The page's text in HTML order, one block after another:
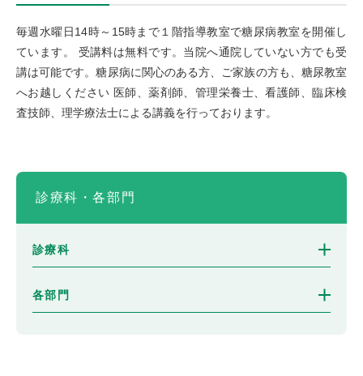
毎週水曜日14時～15時まで１階指導教室で糖尿病教室を開催し
ています。 受講料は無料です。当院へ通院していない方でも受
講は可能です。糖尿病に関心のある方、ご家族の方も、糖尿教室
へお越しください 医師、薬剤師、管理栄養士、看護師、臨床検
査技師、理学療法士による講義を行っております。
診療科・各部門
診療科
各部門